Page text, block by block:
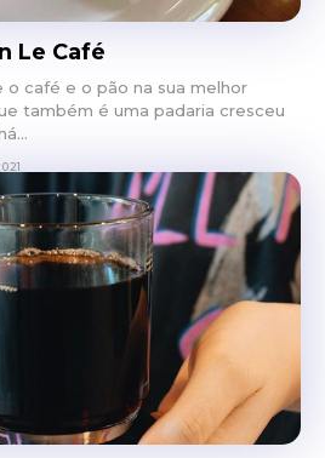
Le Café
café e o pão na sua melhor